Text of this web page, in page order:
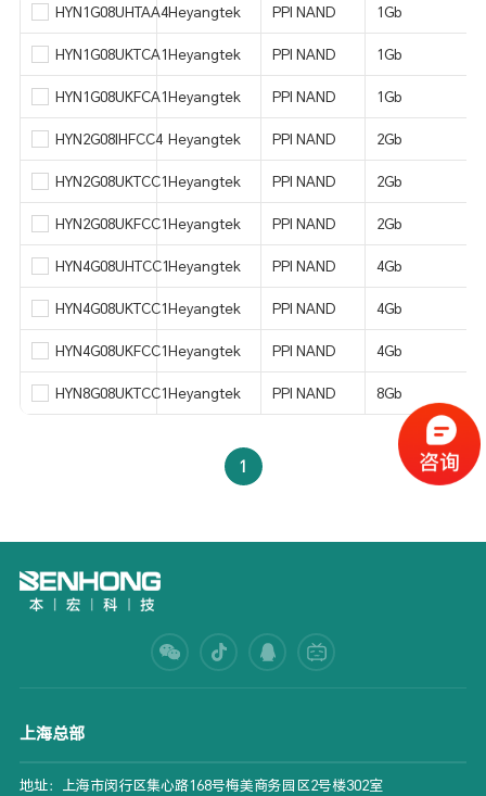
HYN1G08UHTAA4Heyangtek PPI NAND 1Gb
HYN1G08UKTCA1Heyangtek PPI NAND 1Gb
HYN1G08UKFCA1Heyangtek PPI NAND 1Gb
HYN2G08IHFCC4 Heyangtek PPI NAND 2Gb
HYN2G08UKTCC1Heyangtek PPI NAND 2Gb
HYN2G08UKFCC1Heyangtek PPI NAND 2Gb
HYN4G08UHTCC1Heyangtek PPI NAND 4Gb
HYN4G08UKTCC1Heyangtek PPI NAND 4Gb
HYN4G08UKFCC1Heyangtek PPI NAND 4Gb
HYN8G08UKTCC1Heyangtek PPI NAND 8Gb
1
上海总部
地址：上海市闵行区集心路168号梅美商务园区2号楼302室